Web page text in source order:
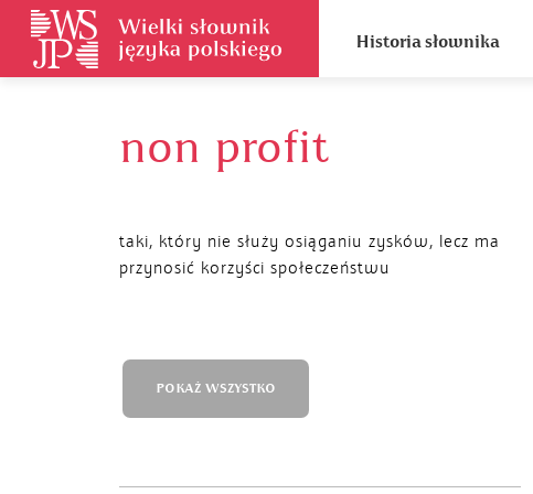
Historia słownika
non profit
taki, który nie służy osiąganiu zysków, lecz ma
przynosić korzyści społeczeństwu
POKAŻ WSZYSTKO